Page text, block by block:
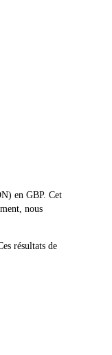
en GBP. Cet
nous
résultats de